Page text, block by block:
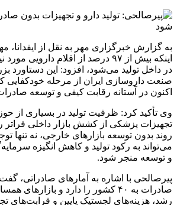
به گزارش خبرگزاری مهر به نقل از ایفدانا،
اینکه بیش از ۹۷ درصد از اقلام
در داخل تولید می‌شود، افزود: این دستاورد
صنعت داروسازی ایران از مرحله خودکفایی
اکنون در آستانه رقابت کیفی و توسعه
وی تأکید کرد: ظرفیت تولید در بسیاری از
تجهیزات پزشکی از کشش بازار داخلی فراتر
روند بدون توسعه بازارهای خارجی، نه تنها
می‌تواند به رکود تولید و کاهش انگیزه
و توسعه منجر شود.
پیرصالحی با اشاره به آمارهای صادراتی،
صادرات به ۴۰ کشور را دارد و بازارهای
رشد، هزینه‌های لجستیک پایین و قرابت‌های